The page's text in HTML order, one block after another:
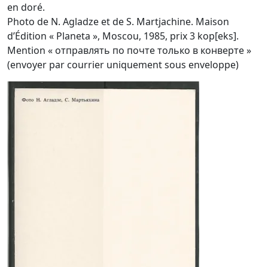
en doré.
Photo de N. Agladze et de S. Martjachine. Maison
d’Édition « Planeta », Moscou, 1985, prix 3 kop[eks].
Mention « отправлять по почте только в конверте »
(envoyer par courrier uniquement sous enveloppe)